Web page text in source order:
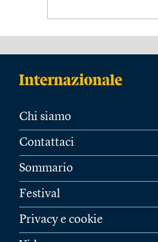
Chi siamo
Contattaci
Sommario
Festival
Privacy e cookie